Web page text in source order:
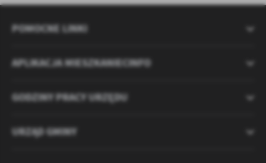
POMOCNE LINKI
APLIKACJA MIESZKANIECINFO
GODZINY PRACY URZĘDU
URZĄD GMINY